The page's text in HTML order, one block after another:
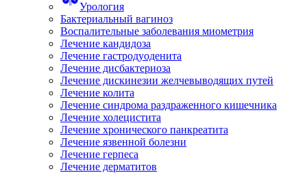
Урология
Бактериальный вагиноз
Воспалительные заболевания миометрия
Лечение кандидоза
Лечение гастродуоденита
Лечение дисбактериоза
Лечение дискинезии желчевыводящих путей
Лечение колита
Лечение синдрома раздраженного кишечника
Лечение холецистита
Лечение хронического панкреатита
Лечение язвенной болезни
Лечение герпеса
Лечение дерматитов